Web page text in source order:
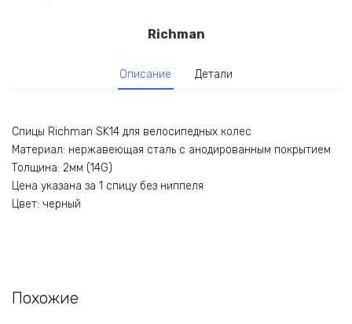
14G
Richman
Описание Детали
Спицы Richman SK14 для велосипедных колес
Материал: нержавеющая сталь с анодированным покрытием
Толщина: 2мм (14G)
Цена указана за 1 спицу без ниппеля
Цвет: черный
Похожие